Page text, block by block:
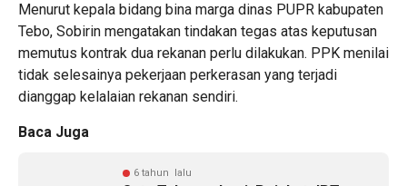
Menurut kepala bidang bina marga dinas PUPR kabupaten
Tebo, Sobirin mengatakan tindakan tegas atas keputusan
memutus kontrak dua rekanan perlu dilakukan. PPK menilai
tidak selesainya pekerjaan perkerasan yang terjadi
dianggap kelalaian rekanan sendiri.
Baca Juga
6 tahun lalu